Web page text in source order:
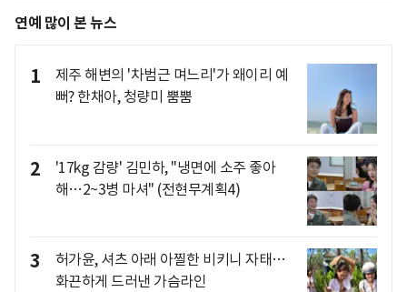
연예 많이 본 뉴스
1
제주 해변의 '차범근 며느리'가 왜이리 예
뻐? 한채아, 청량미 뿜뿜
2
'17kg 감량' 김민하, "냉면에 소주 좋아
해…2~3병 마셔" (전현무계획4)
3
허가윤, 셔츠 아래 아찔한 비키니 자태…
화끈하게 드러낸 가슴라인